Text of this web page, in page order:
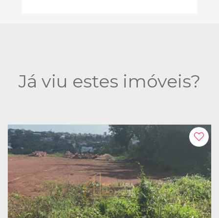
Já viu estes imóveis?